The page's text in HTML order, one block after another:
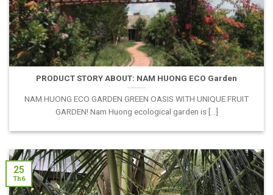
PRODUCT STORY ABOUT: NAM HUONG ECO Garden
NAM HUONG ECO GARDEN GREEN OASIS WITH UNIQUE FRUIT
GARDEN! Nam Huong ecological garden is [...]
25
Th6